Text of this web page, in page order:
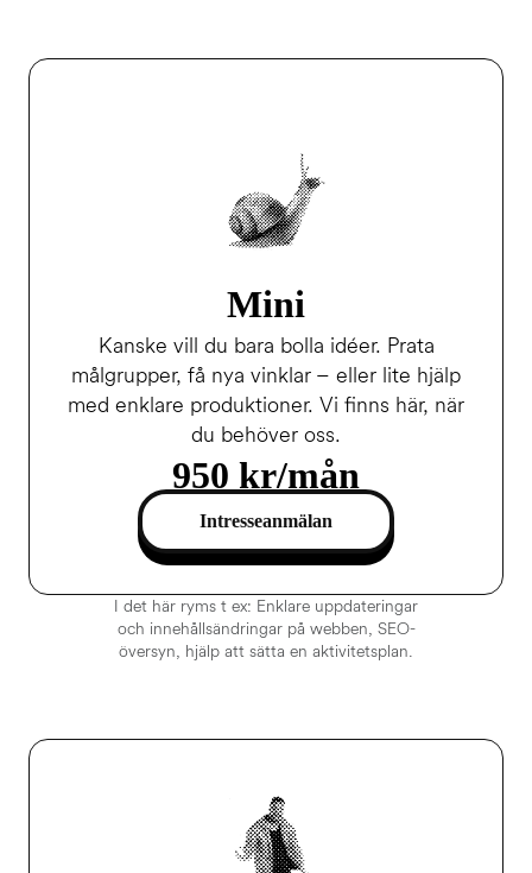
Mini
Kanske vill du bara bolla idéer. Prata
målgrupper, få nya vinklar – eller lite hjälp
med enklare produktioner. Vi finns här, när
du behöver oss.
950 kr/mån
Intresseanmälan
I det här ryms t ex: Enklare uppdateringar
och innehållsändringar på webben, SEO-
översyn, hjälp att sätta en aktivitetsplan.